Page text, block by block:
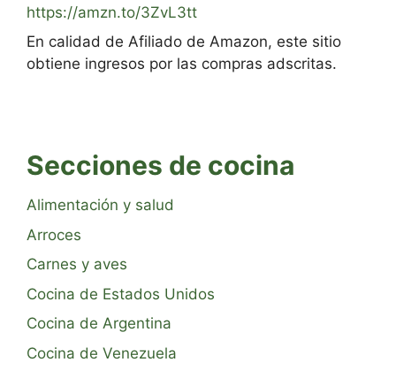
https://amzn.to/3ZvL3tt
En calidad de Afiliado de Amazon, este sitio
obtiene ingresos por las compras adscritas.
Secciones de cocina
Alimentación y salud
Arroces
Carnes y aves
Cocina de Estados Unidos
Cocina de Argentina
Cocina de Venezuela